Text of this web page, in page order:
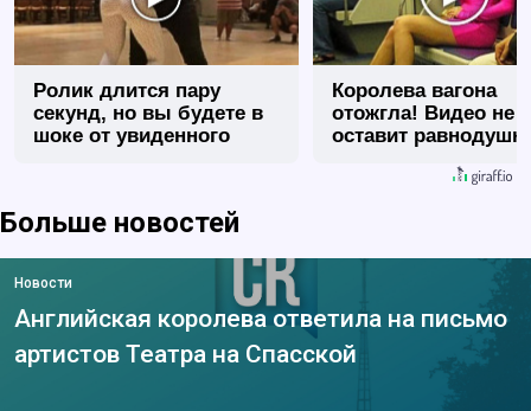
Ролик длится пару
секунд, но вы будете в
шоке от увиденного
Королева вагона
отожгла! Видео не
оставит
Больше новостей
Новости
Английская королева ответила на письмо
артистов Театра на Спасской